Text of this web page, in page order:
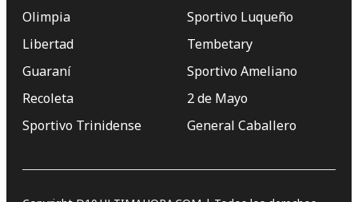
Olimpia
Libertad
Guaraní
Recoleta
Sportivo Trinidense
Sportivo Luqueño
Tembetary
Sportivo Ameliano
2 de Mayo
General Caballero